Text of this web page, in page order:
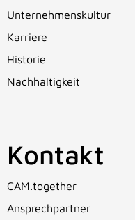
Unternehmenskultur
Karriere
Historie
Nachhaltigkeit
Kontakt
CAM.together
Ansprechpartner